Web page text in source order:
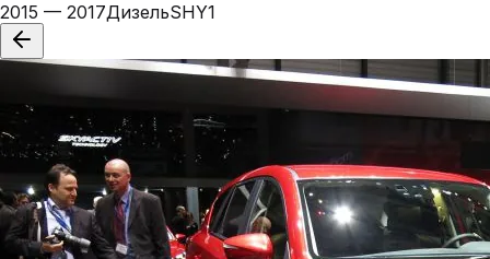
2015 — 2017ДизельSHY1